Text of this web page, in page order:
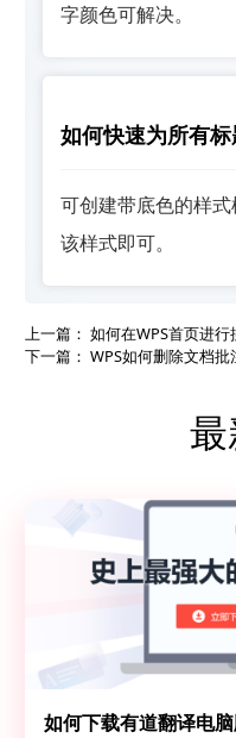
字颜色可解决。
如何快速为所有
可创建带底色的样
该样式即可。
上一篇： 如何在WPS首页进行
下一篇： WPS如何删除文档批
如何下载有道翻译电脑